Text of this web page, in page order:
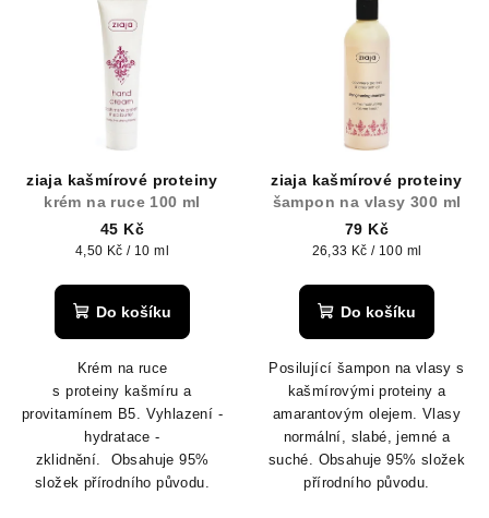
ziaja kašmírové proteiny
krém na ruce 100 ml
45 Kč
Měrná
4,50 Kč / 10 ml
Do košíku
Krém na ruce
s proteiny kašmíru a
provitamínem B5. Vyhlazení -
hydratace -
zklidnění. Obsahuje 95%
složek přírodního původu.
ziaja kašmírové proteiny
šampon na vlasy 300 ml
79 Kč
Měrná
26,33 Kč / 100 ml
Do košíku
Posilující šampon na vlasy s
kašmírovými proteiny a
amarantovým olejem. Vlasy
normální, slabé, jemné a
suché. Obsahuje 95% složek
přírodního původu.